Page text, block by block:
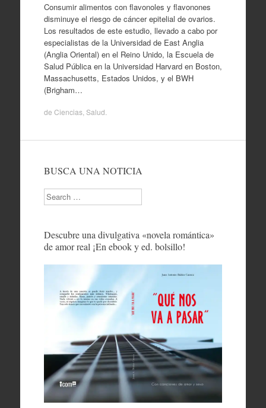
Consumir alimentos con flavonoles y flavonones
disminuye el riesgo de cáncer epitelial de ovarios.
Los resultados de este estudio, llevado a cabo por
especialistas de la Universidad de East Anglia
(Anglia Oriental) en el Reino Unido, la Escuela de
Salud Pública en la Universidad Harvard en Boston,
Massachusetts, Estados Unidos, y el BWH
(Brigham…
de Ciencias, Salud
BUSCA UNA NOTICIA
Search
Descubre una divulgativa «novela romántica»
de amor real ¡En ebook y ed. bolsillo!